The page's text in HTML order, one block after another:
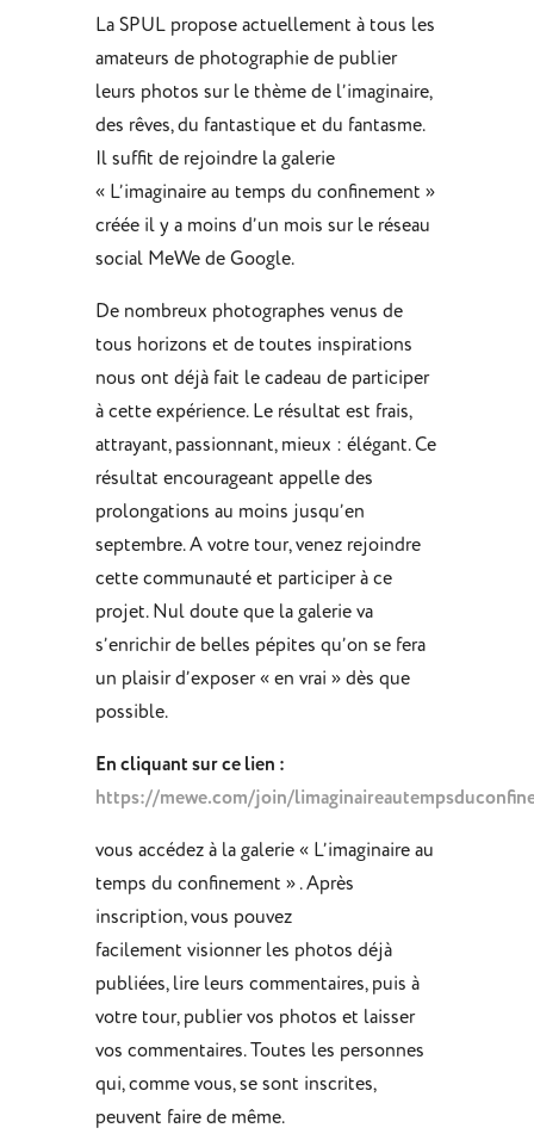
La SPUL propose actuellement à tous les
amateurs de photographie de publier
leurs photos sur le thème de l’imaginaire,
des rêves, du fantastique et du fantasme.
Il suffit de rejoindre la galerie
« L’imaginaire au temps du confinement »
créée il y a moins d’un mois sur le réseau
social MeWe de Google.
De nombreux photographes venus de
tous horizons et de toutes inspirations
nous ont déjà fait le cadeau de participer
à cette expérience. Le résultat est frais,
attrayant, passionnant, mieux : élégant. Ce
résultat encourageant appelle des
prolongations au moins jusqu’en
septembre. A votre tour, venez rejoindre
cette communauté et participer à ce
projet. Nul doute que la galerie va
s’enrichir de belles pépites qu’on se fera
un plaisir d’exposer « en vrai » dès que
possible.
En cliquant sur ce lien :
https://mewe.com/join/
vous accédez à la galerie « L’imaginaire au
temps du confinement » . Après
inscription, vous pouvez
facilement visionner les photos déjà
publiées, lire leurs commentaires, puis à
votre tour, publier vos photos et laisser
vos commentaires. Toutes les personnes
qui, comme vous, se sont inscrites,
peuvent faire de même.